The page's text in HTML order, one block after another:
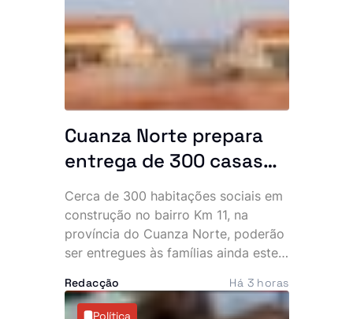
dinamismo do sector não petrolífero,
com destaque para o agro-negócio.
Cuanza Norte prepara
entrega de 300 casas
sociais ainda este ano
Cerca de 300 habitações sociais em
construção no bairro Km 11, na
província do Cuanza Norte, poderão
ser entregues às famílias ainda este
governador provincial, João Diogo
Gaspar, que, no entanto, condicionou
Redacção Há 3 horas
Política